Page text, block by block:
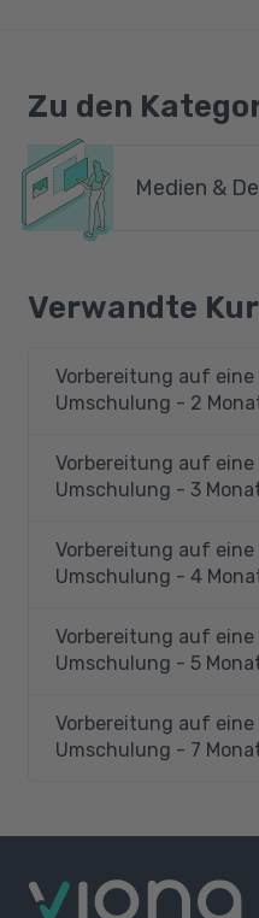
Zu den
Medien &
Verwandte
Vorbereitung auf
Umschulung - 2
Vorbereitung auf
Umschulung - 3
Vorbereitung auf
Umschulung - 4
Vorbereitung auf
Umschulung - 5
Vorbereitung auf
Umschulung - 7